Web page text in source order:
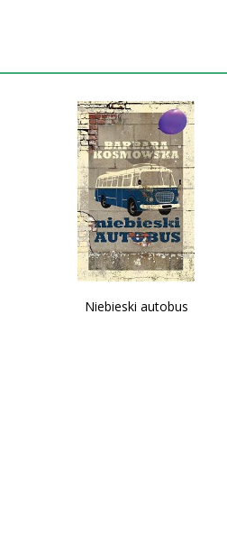
Niebieski autobus